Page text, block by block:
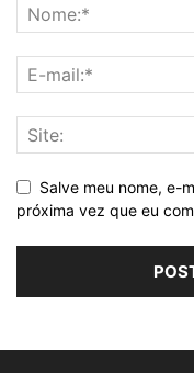
Salve meu nome, e-
próxima vez que eu